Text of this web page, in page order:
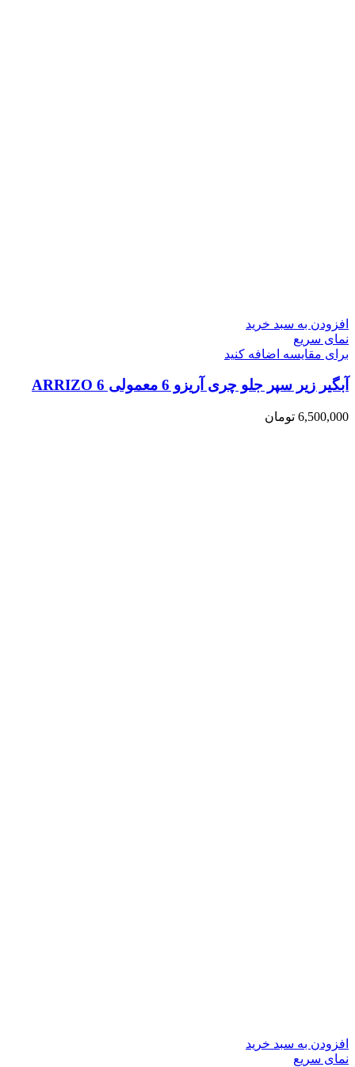
افزودن به سبد خرید
نمای سریع
برای مقایسه اضافه کنید
آبگیر زیر سپر جلو چری آریزو 6 معمولی ARRIZO 6
6,500,000 تومان
افزودن به سبد خرید
نمای سریع